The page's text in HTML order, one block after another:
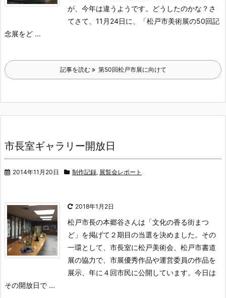
が、今年は違うようです。どうしたのかな？ さ
てさて、11月24日に、「松戸市美術展の50回記
念展をど ...
記事を読む 第50回松戸市展に向けて
市長室ギャラリー開放日
2014年11月20日 制作記録, 展覧会レポート
2018年1月2日
松戸市長の本郷谷さんは「文化の香る街まつ
ど」を掲げて２期目の当選を決めました。 その
一環として、市長室に松戸美術会、松戸市書道
展の協力で、市展優秀作品や運営委員の作品を
展示、年に４回市民に公開しています。今日は
その開放日で ...